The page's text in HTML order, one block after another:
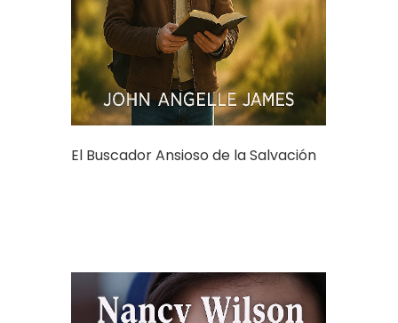
El Buscador Ansioso de la Salvación